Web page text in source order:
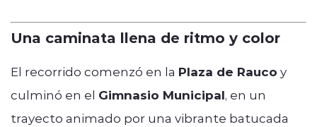
Una caminata llena de ritmo y color
El recorrido comenzó en la Plaza de Rauco y
culminó en el Gimnasio Municipal, en un
trayecto animado por una vibrante batucada